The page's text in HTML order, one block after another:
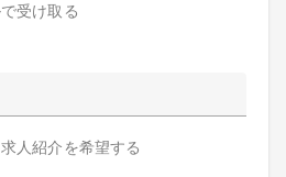
受け取る
人紹介を希望する